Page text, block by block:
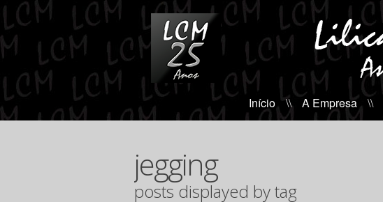
Início \\ A Empresa \\
jegging
posts displayed by tag